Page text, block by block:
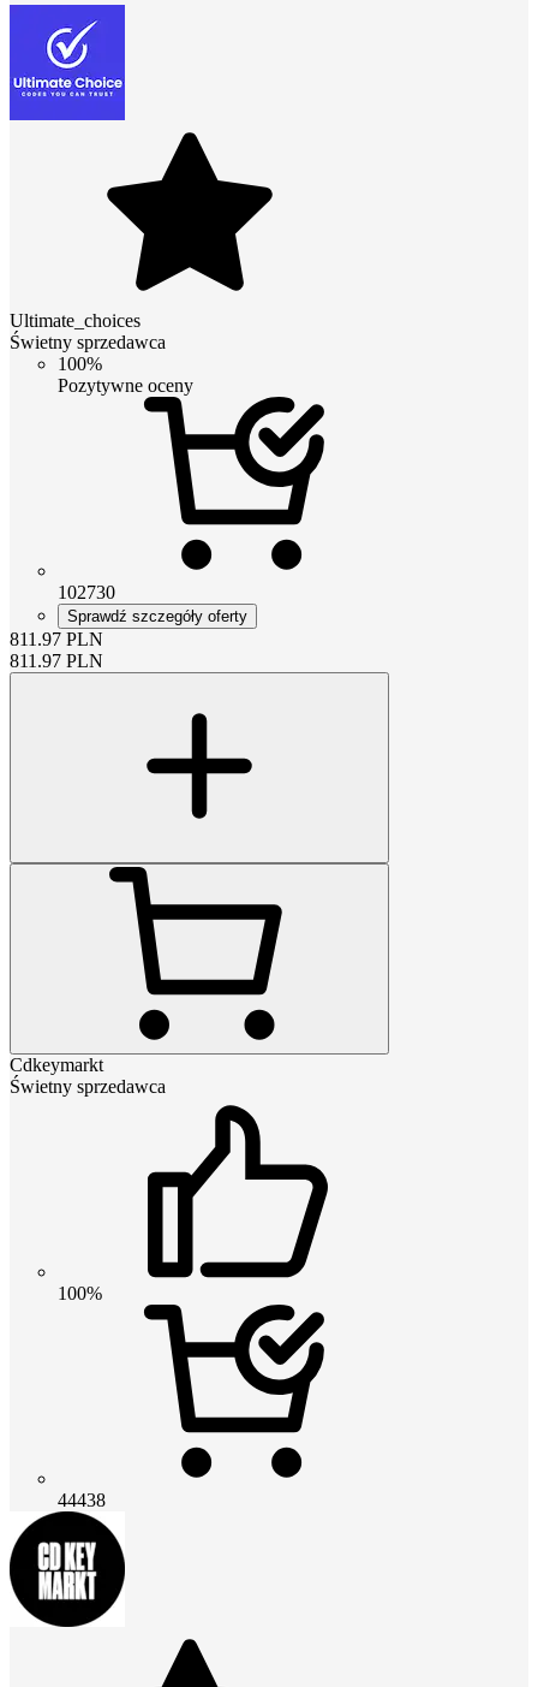
Ultimate_choices
Świetny sprzedawca
100%
Pozytywne oceny
102730
Sprawdź szczegóły oferty
811.97 PLN
811.97 PLN
Cdkeymarkt
Świetny sprzedawca
100%
44438